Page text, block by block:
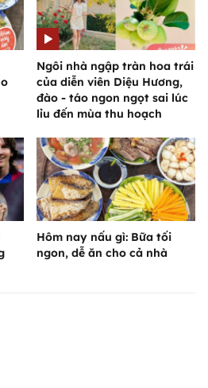
Ngôi nhà ngập tràn hoa trái
của diễn viên Diệu Hương,
đào - táo ngon ngọt sai lúc
lỉu đến mùa thu hoạch
Hôm nay nấu gì: Bữa tối
ngon, dễ ăn cho cả nhà